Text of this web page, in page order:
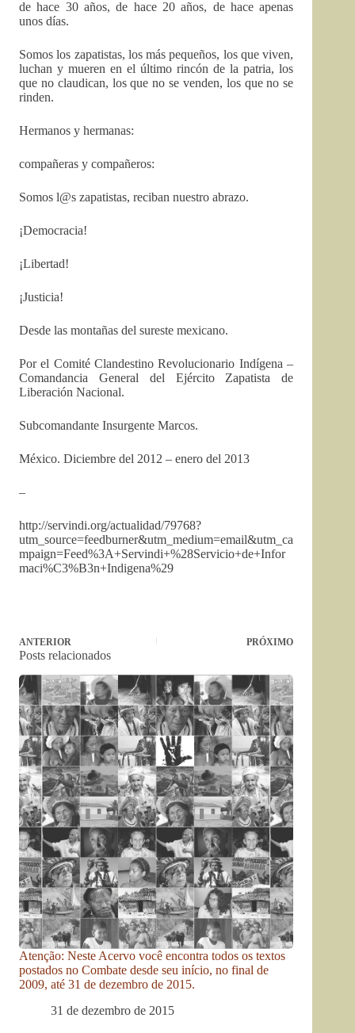
de hace 30 años, de hace 20 años, de hace apenas
unos días.
Somos los zapatistas, los más pequeños, los que viven,
luchan y mueren en el último rincón de la patria, los
que no claudican, los que no se venden, los que no se
rinden.
Hermanos y hermanas:
compañeras y compañeros:
Somos l@s zapatistas, reciban nuestro abrazo.
¡Democracia!
¡Libertad!
¡Justicia!
Desde las montañas del sureste mexicano.
Por el Comité Clandestino Revolucionario Indígena –
Comandancia General del Ejército Zapatista de
Liberación Nacional.
Subcomandante Insurgente Marcos.
México. Diciembre del 2012 – enero del 2013
–
http://servindi.org/actualidad/79768?
utm_source=feedburner&utm_medium=email&utm_ca
mpaign=Feed%3A+Servindi+%28Servicio+de+Infor
maci%C3%B3n+Indigena%29
ANTERIOR PRÓXIMO
Posts relacionados
Atenção: Neste Acervo você encontra todos os textos
postados no Combate desde seu início, no final de
2009, até 31 de dezembro de 2015.
31 de dezembro de 2015